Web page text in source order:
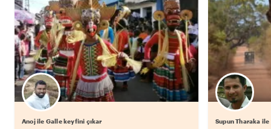
Anoj ile Galle keyfini çıkar Supun Tharaka